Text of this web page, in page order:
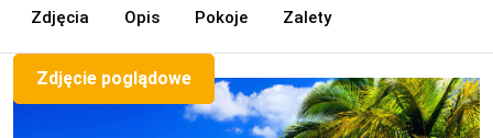
Zdjęcia Opis Pokoje Zalety
Zdjęcie poglądowe